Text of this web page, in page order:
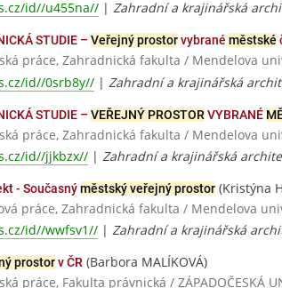
id//u455na// | Zahradní a krajinářská
STUDIE – Veřejný prostorvybrané městské
práce, Zahradnická fakulta / Mendelova
id//0srb8y// | Zahradní a krajinářská
STUDIE – VEŘEJNÝ PROSTOR VYBRANÉ
práce, Zahradnická fakulta / Mendelova
id//jjkbzx// | Zahradní a krajinářská
- Současnýměstský veřejný prostor (Kristýna
práce, Zahradnická fakulta / Mendelova
id//wwfsv1// | Zahradní a krajinářská
prostorv ČR (Barbora MALÍKOVÁ)
práce, Fakulta právnická / ZÁPADOČESKÁ